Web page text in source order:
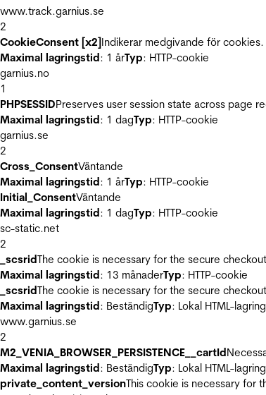
www.track.garnius.se
2
CookieConsent [x2]Indikerar medgivande för cookies.
Maximal lagringstid: 1 årTyp: HTTP-cookie
garnius.no
1
PHPSESSIDPreserves user session state across page
Maximal lagringstid: 1 dagTyp: HTTP-cookie
garnius.se
2
Cross_ConsentVäntande
Maximal lagringstid: 1 årTyp: HTTP-cookie
Initial_ConsentVäntande
Maximal lagringstid: 1 dagTyp: HTTP-cookie
sc-static.net
2
_scsridThe cookie is necessary for the secure
Maximal lagringstid: 13 månaderTyp: HTTP-cookie
_scsridThe cookie is necessary for the secure
Maximal lagringstid: BeständigTyp: Lokal HTML-lagring
www.garnius.se
2
M2_VENIA_BROWSER_PERSISTENCE__cartId
Maximal lagringstid: BeständigTyp: Lokal HTML-lagring
private_content_versionThis cookie is necessary for